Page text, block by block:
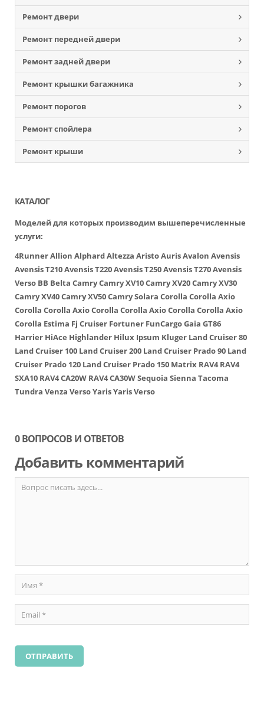
Ремонт двери
Ремонт передней двери
Ремонт задней двери
Ремонт крышки багажника
Ремонт порогов
Ремонт спойлера
Ремонт крыши
КАТАЛОГ
Моделей для которых производим вышеперечисленные
услуги:
4RunnerAllion AlphardAltezza AristoAurisAvalon Avensis
Avensis T210Avensis T220Avensis T250Avensis T270Avensis
Verso BB Belta CamryCamry XV10Camry XV20Camry XV30
Camry XV40Camry XV50Camry Solara Corolla Corolla Axio
Corolla Corolla AxioCorolla Corolla AxioCorolla Corolla Axio
Corolla Estima Fj Cruiser Fortuner FunCargoGaia GT86
Harrier HiAce Highlander Hilux Ipsum Kluger Land Cruiser 80
Land Cruiser 100 Land Cruiser 200 Land Cruiser Prado 90 Land
Cruiser Prado 120 Land Cruiser Prado 150 Matrix RAV4 RAV4
SXA10 RAV4 CA20W RAV4 CA30WSequoia Sienna Tacoma
Tundra Venza VersoYarisYaris Verso
0 ВОПРОСОВ И ОТВЕТОВ
Добавить комментарий